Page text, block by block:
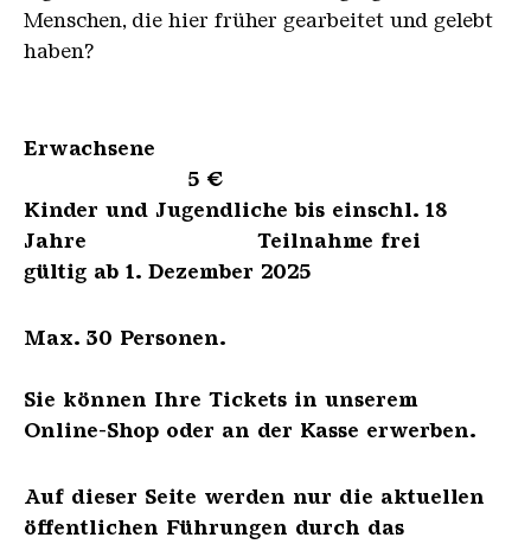
Menschen, die hier früher gearbeitet und gelebt
haben?
Erwachsene
5 €
Kinder und Jugendliche bis einschl. 18
Jahre Teilnahme frei
gültig ab 1. Dezember 2025
Max. 30 Personen.
Sie können Ihre Tickets in unserem
Online-Shop oder an der Kasse erwerben.
Auf dieser Seite werden nur die aktuellen
öffentlichen Führungen durch das